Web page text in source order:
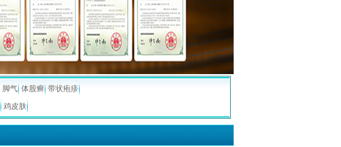
脚气 体股癣 带状疱疹
鸡皮肤